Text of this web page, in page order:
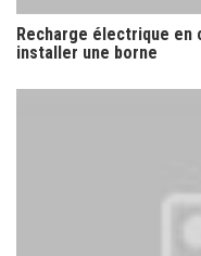
Recharge électrique en
installer une borne